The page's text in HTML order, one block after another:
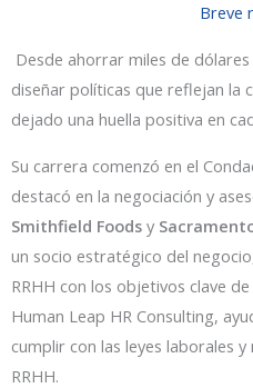
Breve
Desde ahorrar miles de
diseñar políticas que reflejan la
dejado una huella positiva en
Su carrera comenzó en el
destacó en la negociación y
Smithfield Foods y
un socio estratégico del
RRHH con los objetivos clave
Human Leap HR Consulting,
cumplir con las leyes laborales
RRHH.